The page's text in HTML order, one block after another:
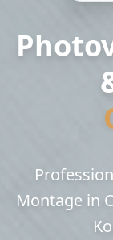
Montage in